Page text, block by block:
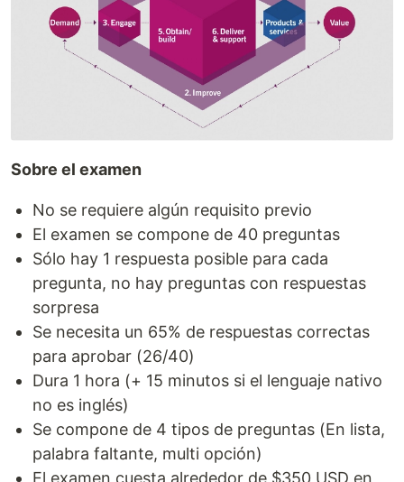
Sobre el examen
No se requiere algún requisito previo
El examen se compone de 40 preguntas
Sólo hay 1 respuesta posible para cada
pregunta, no hay preguntas con respuestas
sorpresa
Se necesita un 65% de respuestas correctas
para aprobar (26/40)
Dura 1 hora (+ 15 minutos si el lenguaje nativo
no es inglés)
Se compone de 4 tipos de preguntas (En lista,
palabra faltante, multi opción)
El examen cuesta alrededor de $350 USD en